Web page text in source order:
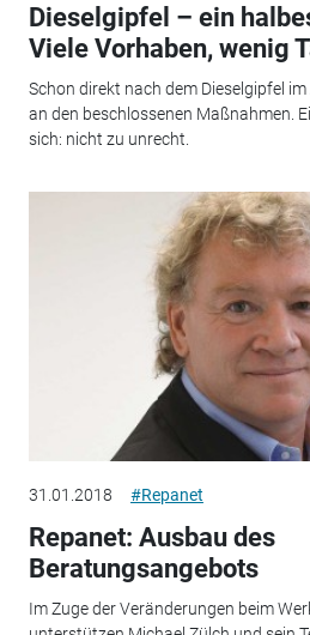
Dieselgipfel – ein
Viele Vorhaben, wenig
Schon direkt nach dem Dieselgipfel
an den beschlossenen Maßnahmen.
sich: nicht zu unrecht.
31.01.2018 #Repanet
Repanet: Ausbau des
Beratungsangebots
Im Zuge der Veränderungen beim